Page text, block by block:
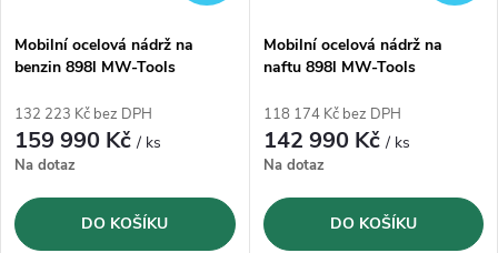
Mobilní ocelová nádrž na
benzin 898l MW-Tools
132 223 Kč bez DPH
159 990 Kč/ ks
Na dotaz
DO KOŠÍKU
Mobilní ocelová nádrž na
naftu 898l MW-Tools
118 174 Kč bez DPH
142 990 Kč/ ks
Na dotaz
DO KOŠÍKU